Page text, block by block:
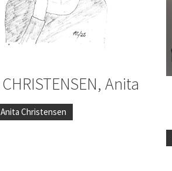
CHRISTENSEN, Anita
Anita Christensen